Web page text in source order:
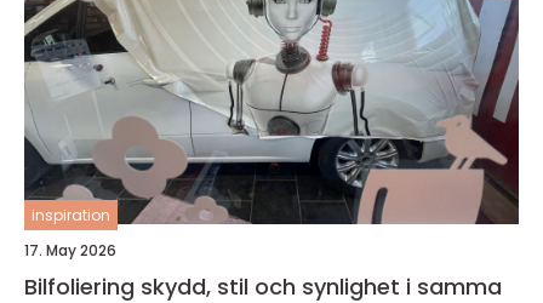
inspiration
17. May 2026
Bilfoliering skydd, stil och synlighet i samma